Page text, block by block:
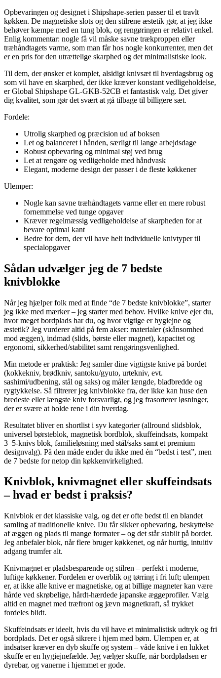
Opbevaringen og designet i Shipshape-serien passer til et travlt
køkken. De magnetiske slots og den stilrene æstetik gør, at jeg ikke
behøver kæmpe med en tung blok, og rengøringen er relativt enkel.
Enlig kommentar: nogle få vil måske savne trækproppen eller
træhåndtagets varme, som man får hos nogle konkurrenter, men det
er en pris for den utrættelige skarphed og det minimalistiske look.
Til dem, der ønsker et komplet, alsidigt knivsæt til hverdagsbrug og
som vil have en skarphed, der ikke kræver konstant vedligeholdelse,
er Global Shipshape GL-GKB-52CB et fantastisk valg. Det giver
dig kvalitet, som gør det svært at gå tilbage til billigere sæt.
Fordele:
Utrolig skarphed og præcision ud af boksen
Let og balanceret i hånden, særligt til lange arbejdsdage
Robust opbevaring og minimal støj ved brug
Let at rengøre og vedligeholde med håndvask
Elegant, moderne design der passer i de fleste køkkener
Ulemper:
Nogle kan savne træhåndtagets varme eller en mere robust
fornemmelse ved tunge opgaver
Kræver regelmæssig vedligeholdelse af skarpheden for at
bevare optimal kant
Bedre for dem, der vil have helt individuelle knivtyper til
specialopgaver
Sådan udvælger jeg de 7 bedste
knivblokke
Når jeg hjælper folk med at finde “de 7 bedste knivblokke”, starter
jeg ikke med mærker – jeg starter med behov. Hvilke knive ejer du,
hvor meget bordplads har du, og hvor vigtige er hygiejne og
æstetik? Jeg vurderer altid på fem akser: materialer (skånsomhed
mod æggen), indmad (slids, børste eller magnet), kapacitet og
ergonomi, sikkerhed/stabilitet samt rengøringsvenlighed.
Min metode er praktisk: Jeg samler dine vigtigste knive på bordet
(kokkekniv, brødkniv, santoku/gyuto, urtekniv, evt.
sashimi/udbening, stål og saks) og måler længde, bladbredde og
rygtykkelse. Så filtrerer jeg knivblokke fra, der ikke kan huse den
bredeste eller længste kniv forsvarligt, og jeg frasorterer løsninger,
der er svære at holde rene i din hverdag.
Resultatet bliver en shortlist i syv kategorier (allround slidsblok,
universel børsteblok, magnetisk bordblok, skuffeindsats, kompakt
3–5-knivs blok, familieløsning med stål/saks samt et premium
designvalg). På den måde ender du ikke med én “bedst i test”, men
de 7 bedste for netop din køkkenvirkelighed.
Knivblok, knivmagnet eller skuffeindsats
– hvad er bedst i praksis?
Knivblok er det klassiske valg, og det er ofte bedst til en blandet
samling af traditionelle knive. Du får sikker opbevaring, beskyttelse
af æggen og plads til mange formater – og det står stabilt på bordet.
Jeg anbefaler blok, når flere bruger køkkenet, og når hurtig, intuitiv
adgang trumfer alt.
Knivmagnet er pladsbesparende og stilren – perfekt i moderne,
luftige køkkener. Fordelen er overblik og tørring i fri luft; ulempen
er, at ikke alle knive er magnetiske, og at billige magneter kan være
hårde ved skrøbelige, hårdt-hærdede japanske æggeprofiler. Vælg
altid en magnet med træfront og jævn magnetkraft, så trykket
fordeles blidt.
Skuffeindsats er ideelt, hvis du vil have et minimalistisk udtryk og fri
bordplads. Det er også sikrere i hjem med børn. Ulempen er, at
indsatser kræver en dyb skuffe og system – våde knive i en lukket
skuffe er en hygiejnefælde. Jeg vælger skuffe, når bordpladsen er
dyrebar, og vanerne i hjemmet er gode.